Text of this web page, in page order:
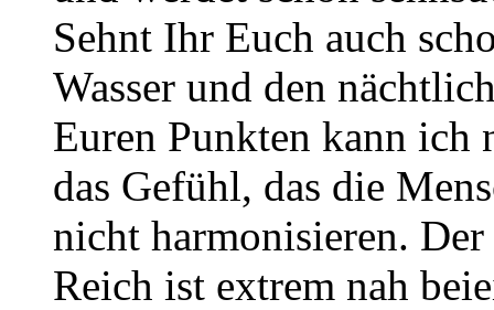
Sehnt Ihr Euch auch
Wasser und den
Euren Punkten kann ich
das Gefühl, das die
nicht harmonisieren.
Reich ist extrem nah